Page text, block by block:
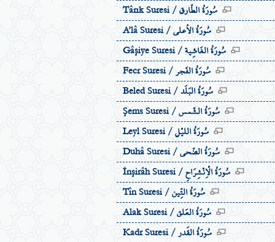
Târık Suresi / سُورَةُ الطّارق
A’lâ Suresi / سُورَةُ الاٴعلى
Gâşiye Suresi / سُورَةُ الغَاشِية
Fecr Suresi / سُورَةُ الفَجر
Beled Suresi / سُورَةُ البَلَد
Şems Suresi / سُورَةُ الشّمس
Leyl Suresi / سُورَةُ الليْل
Duhâ Suresi / سُورَةُ الضّحى
İnşirâh Suresi / سُورَةُ الْاِنْشِرَاحِ
Tîn Suresi / سُورَةُ التِّين
Alak Suresi / سُورَةُ العَلق
Kadr Suresi / سُورَةُ القَدر